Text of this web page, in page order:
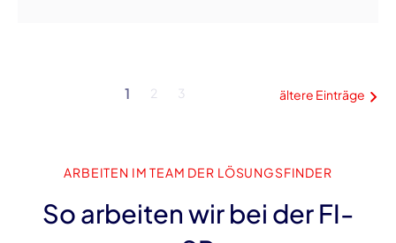
1 2 3 ältere Einträge
ARBEITEN IM TEAM DER LÖSUNGSFINDER
So arbeiten wir bei der FI-